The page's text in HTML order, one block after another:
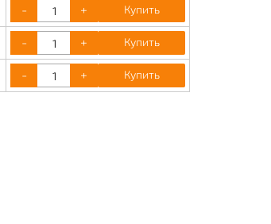
- + Купить
- + Купить
- + Купить